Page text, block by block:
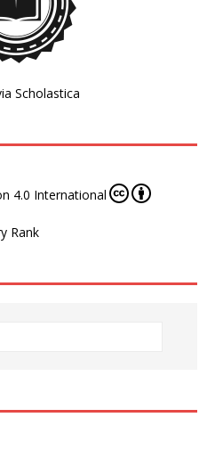
Scholastica
4.0 International